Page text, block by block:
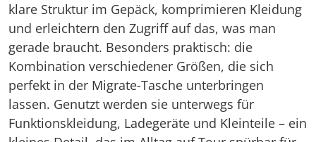
klare Struktur im Gepäck, komprimieren Kleidung
und erleichtern den Zugriff auf das, was man
gerade braucht. Besonders praktisch: die
Kombination verschiedener Größen, die sich
perfekt in der Migrate-Tasche unterbringen
lassen. Genutzt werden sie unterwegs für
Funktionskleidung, Ladegeräte und Kleinteile – ein